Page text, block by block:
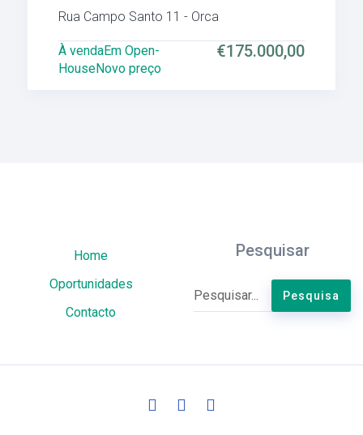
Rua Campo Santo 11 - Orca
€175.000,00
À vendaEm Open-
HouseNovo preço
Home
Oportunidades
Contacto
Pesquisar